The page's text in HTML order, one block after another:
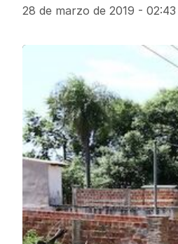
28 de marzo de 2019 - 02:43